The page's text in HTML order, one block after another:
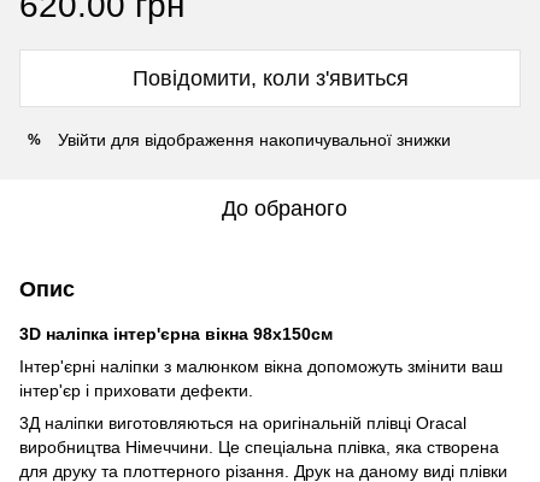
Повідомити, коли з'явиться
% Увійти для відображення накопичувальної знижки
До обраного
Опис
3D наліпка інтер'єрна вікна 98х150см
Інтер'єрні наліпки з малюнком вікна допоможуть змінити ваш
інтер'єр і приховати дефекти.
3Д наліпки виготовляються на оригінальній плівці Oracal
виробництва Німеччини. Це спеціальна плівка, яка створена
для друку та плоттерного різання. Друк на даному виді плівки